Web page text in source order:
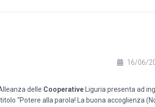
16/06/
delle Cooperative Liguria presenta ad
“Potere alla parola! La buona accoglienza